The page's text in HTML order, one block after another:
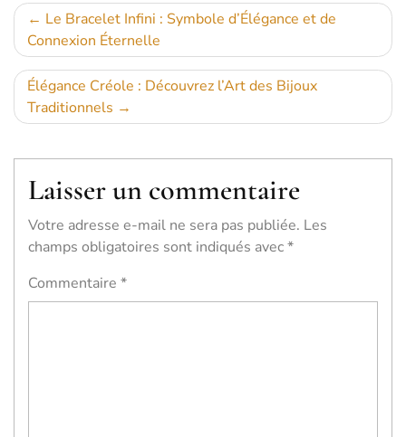
Navigation
de
l’article
Le Bracelet Infini : Symbole d’Élégance et de
Connexion Éternelle
Élégance Créole : Découvrez l’Art des Bijoux
Traditionnels
Laisser un commentaire
Votre adresse e-mail ne sera pas publiée. Les
champs obligatoires sont indiqués avec*
Commentaire *